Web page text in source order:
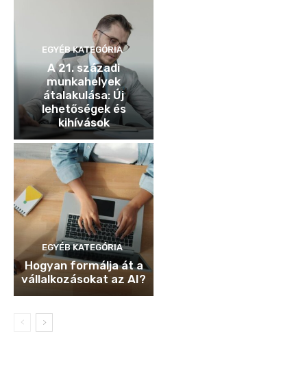
EGYÉB KATEGÓRIA
A 21. századi
munkahelyek
átalakulása: Új
lehetőségek és
kihívások
EGYÉB KATEGÓRIA
Hogyan formálja át a
vállalkozásokat az AI?